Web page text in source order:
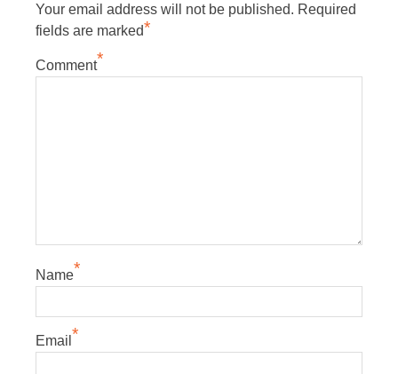
Your email address will not be published. Required
fields are marked*
Comment*
Name*
Email *